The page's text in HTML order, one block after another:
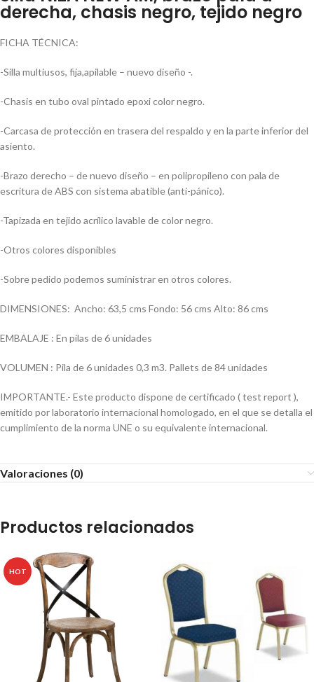
derecha, chasis negro, tejido negro
FICHA TÉCNICA:
-Silla multiusos, fija,apilable – nuevo diseño -.
-Chasis en tubo oval pintado epoxi color negro.
-Carcasa de protección en trasera del respaldo y en la parte inferior del
asiento.
-Brazo derecho – de nuevo diseño – en polipropileno con pala de
escritura de ABS con sistema abatible (anti-pánico).
-Tapizada en tejido acrílico lavable de color negro.
-Otros colores disponibles
-Sobre pedido podemos suministrar en otros colores.
DIMENSIONES: Ancho: 63,5 cms Fondo: 56 cms Alto: 86 cms
EMBALAJE : En pilas de 6 unidades
VOLUMEN : Pila de 6 unidades 0,3 m3. Pallets de 84 unidades
IMPORTANTE.- Este producto dispone de certificado ( test report ),
emitido por laboratorio internacional homologado, en el que se detalla el
cumplimiento de la norma UNE o su equivalente internacional.
Valoraciones (0)
Productos relacionados
HOT